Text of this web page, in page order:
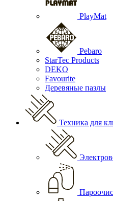
PlayMat
Pebaro
StarTec Products
DEKO
Favourite
Деревяные пазлы
Техника для